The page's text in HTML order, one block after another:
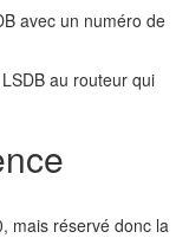
avec un numéro de
au routeur qui
mais réservé donc la